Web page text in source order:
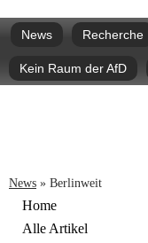
Hauptmenü
News Recherche
Kein Raum der AfD
Sie sind hier
News » Berlinweit
Home
Alle Artikel